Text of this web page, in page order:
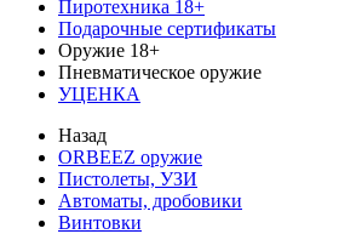
Пиротехника 18+
Подарочные сертификаты
Оружие 18+
Пневматическое оружие
УЦЕНКА
Назад
ORBEEZ оружие
Пистолеты, УЗИ
Автоматы, дробовики
Винтовки